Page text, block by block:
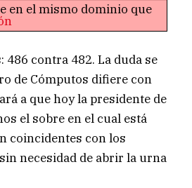
en el mismo dominio que
contra 482. La duda se
de Cómputos difiere con
a que hoy la presidente de
el sobre en el cual está
coincidentes con los
necesidad de abrir la urna